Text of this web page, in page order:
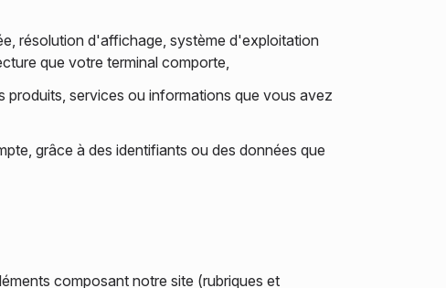
résolution d'affichage, système d'exploitation
que votre terminal comporte,
produits, services ou informations que vous avez
grâce à des identifiants ou des données que
composant notre site (rubriques et